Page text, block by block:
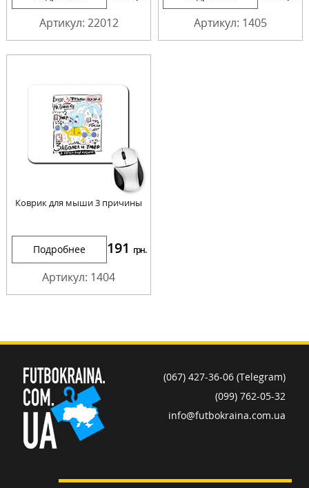
Артикул: 22012 Артикул: 1405
Коврик для мыши 3 причины
Подробнее 191 грн.
Артикул: 1404
(067) 427-36-06 (Telegram)
(099) 762-05-32
info@futbokraina.com.ua